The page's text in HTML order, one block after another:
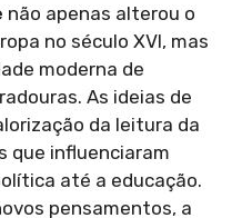
não apenas alterou o
no século XVI, mas
moderna de
As ideias de
da leitura da
que influenciaram
até a educação.
pensamentos, a